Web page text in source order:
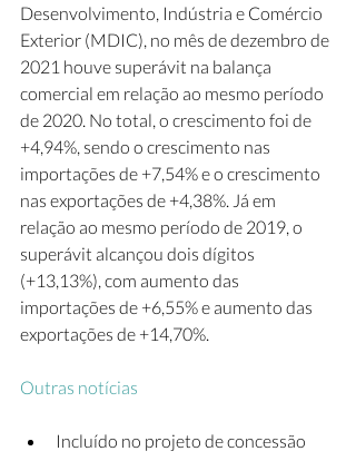
Desenvolvimento, Indústria e Comércio
Exterior (MDIC), no mês de dezembro de
2021 houve superávit na balança
comercial em relação ao mesmo período
de 2020. No total, o crescimento foi de
+4,94%, sendo o crescimento nas
importações de +7,54% e o crescimento
nas exportações de +4,38%. Já em
relação ao mesmo período de 2019, o
superávit alcançou dois dígitos
(+13,13%), com aumento das
importações de +6,55% e aumento das
exportações de +14,70%.
Outras notícias
Incluído no projeto de concessão